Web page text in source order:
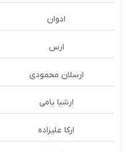
ادوان
ارس
ارسلان محمودی
ارشیا یامی
ارکا علیزاده